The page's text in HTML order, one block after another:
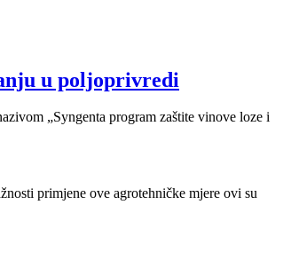
u poljoprivredi
„Syngenta program zaštite vinove loze i
primjene ove agrotehničke mjere ovi su